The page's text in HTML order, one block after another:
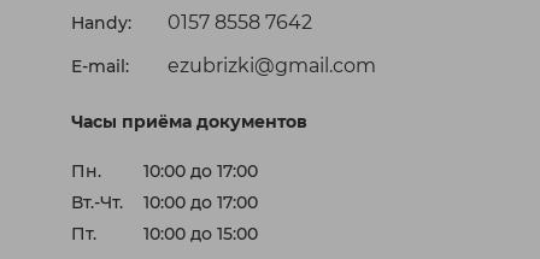
Handy: 0157 8558 7642
E-mail: ezubrizki@gmail.com
Часы приёма документов
Пн.
10:00 до 17:00
Вт.-Чт.
10:00 до 17:00
Пт.
10:00 до 15:00